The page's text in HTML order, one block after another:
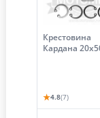
Крестовина
Кардана
★4.8(7)